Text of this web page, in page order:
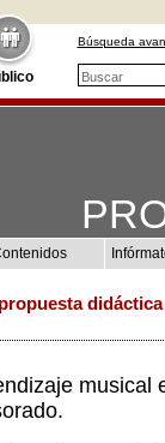
Búsqueda
didáctica
musical